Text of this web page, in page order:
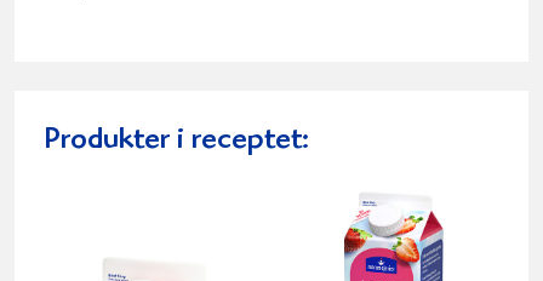
Produkter i receptet: